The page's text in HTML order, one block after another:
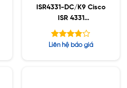
ISR4331-DC/K9 Cisco
ISR 4331
(3GE,2NIM,1SM,4G
w/ DC PS
Được
Liên hệ báo giá